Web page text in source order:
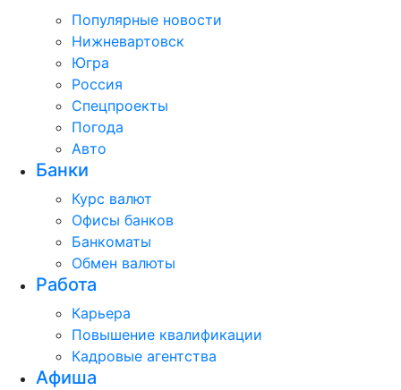
Популярные новости
Нижневартовск
Югра
Россия
Спецпроекты
Погода
Авто
Банки
Курс валют
Офисы банков
Банкоматы
Обмен валюты
Работа
Карьера
Повышение квалификации
Кадровые агентства
Афиша